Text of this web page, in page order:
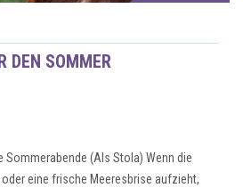
DEN SOMMER
Sommerabende (Als Stola) Wenn die
eine frische Meeresbrise aufzieht,